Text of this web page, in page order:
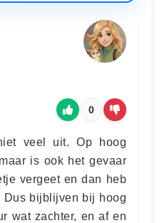
0
veel uit. Op hoog
is ook het gevaar
vergeet en dan heb
Dus bijblijven bij hoog
wat zachter, en af en